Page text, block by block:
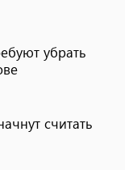
убрать
считать